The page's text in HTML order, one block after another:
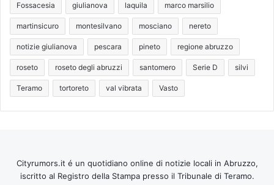
Fossacesia giulianova laquila marco marsilio
martinsicuro montesilvano mosciano nereto
notizie giulianova pescara pineto regione abruzzo
roseto roseto degli abruzzi santomero Serie D silvi
Teramo tortoreto val vibrata Vasto
Cityrumors.it é un quotidiano online di notizie locali in Abruzzo,
iscritto al Registro della Stampa presso il Tribunale di Teramo.